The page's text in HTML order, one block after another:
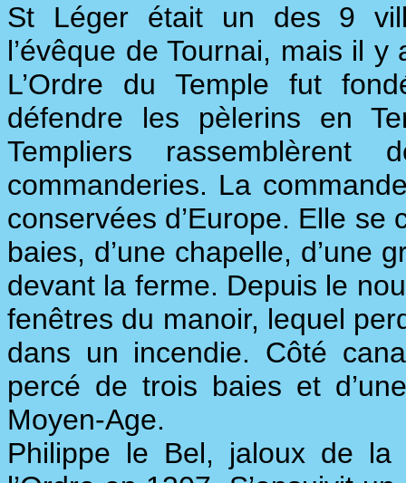
St Léger était un des 9
l’évêque de Tournai, mais il
L’Ordre du Temple fut
défendre les pèlerins en
Templiers
commanderies. La
conservées d’Europe. Elle se
baies, d’une chapelle, d’une
devant la ferme. Depuis le
fenêtres du manoir, lequel
dans un incendie. Côté
percé de trois baies et
Moyen-Age.
Philippe le Bel, jaloux de la